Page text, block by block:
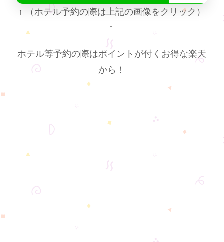
↑ （ホテル予約の際は上記の画像をクリック）
↑
ホテル等予約の際はポイントが付くお得な楽天
から！